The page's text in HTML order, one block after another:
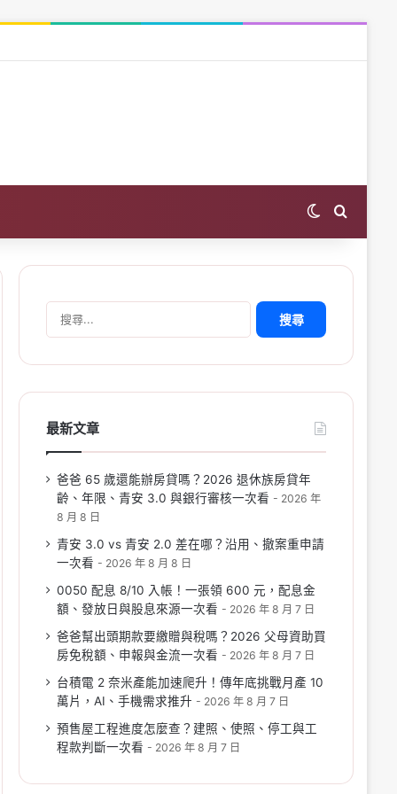
Switch skin
搜
鍵
最新文章
爸爸 65 歲還能辦房貸嗎？2026 退休族房貸年
齡、年限、青安 3.0 與銀行審核一次看
2026 年
8 月 8 日
青安 3.0 vs 青安 2.0 差在哪？沿用、撤案重申請
一次看
2026 年 8 月 8 日
0050 配息 8/10 入帳！一張領 600 元，配息金
額、發放日與股息來源一次看
2026 年 8 月 7 日
爸爸幫出頭期款要繳贈與稅嗎？2026 父母資助買
房免稅額、申報與金流一次看
2026 年 8 月 7 日
台積電 2 奈米產能加速爬升！傳年底挑戰月產 10
萬片，AI、手機需求推升
2026 年 8 月 7 日
預售屋工程進度怎麼查？建照、使照、停工與工
程款判斷一次看
2026 年 8 月 7 日